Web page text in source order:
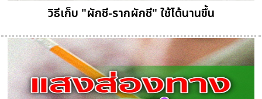
วิธีเก็บ "ผักชี-รากผักชี" ใช้ได้นานขึ้น